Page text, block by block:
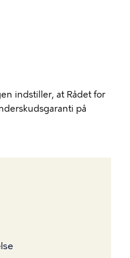
indstiller, at Rådet for
på